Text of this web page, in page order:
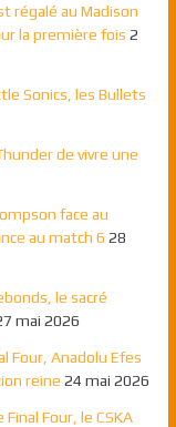
régalé au Madison
la première fois 2
Sonics, les Bullets
de vivre une
face au
au match 6 28
le sacré
mai 2026
Four, Anadolu Efes
reine 24 mai 2026
Four, le CSKA